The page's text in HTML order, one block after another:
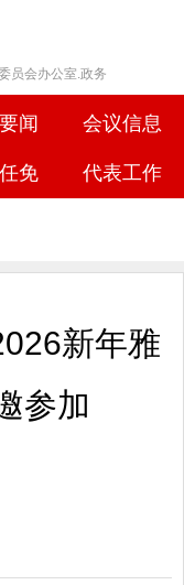
员会办公室.政务
闻 会议信息
免 代表工作
新年雅
参加